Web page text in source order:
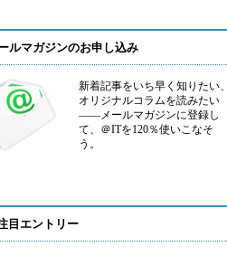
ルマガジンのお申し込み
新着記事をいち早く知りたい、
オリジナルコラムを読みたい
――メールマガジンに登録し
て、＠ITを120％使いこなそ
う。
目エントリー